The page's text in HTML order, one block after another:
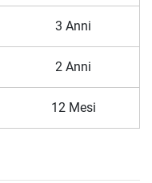
3 Anni
2 Anni
12 Mesi